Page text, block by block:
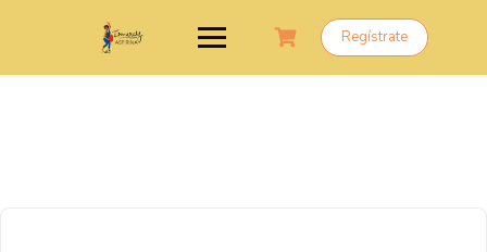
Regístrate